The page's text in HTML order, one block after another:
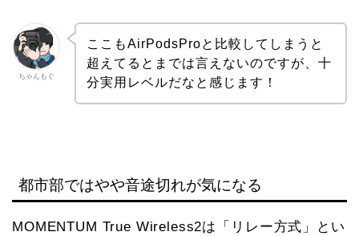
ちゃんもぐ
ここもAirPodsProと比較してしまうと
超えてるとまでは言えないのですが、十
分実用レベルだなと感じます！
都市部ではやや音途切れが気になる
MOMENTUM True Wireless2は「リレー方式」とい